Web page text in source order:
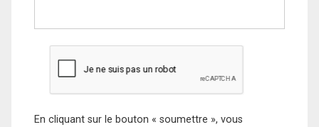
En cliquant sur le bouton « soumettre », vous